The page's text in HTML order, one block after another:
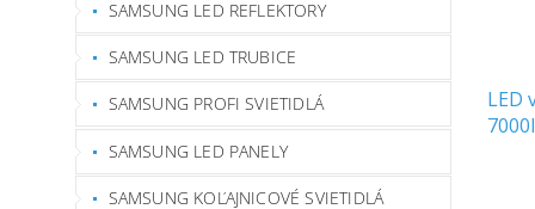
SAMSUNG LED REFLEKTORY
SAMSUNG LED TRUBICE
SAMSUNG PROFI SVIETIDLÁ
SAMSUNG LED PANELY
SAMSUNG KOĽAJNICOVÉ SVIETIDLÁ
LED